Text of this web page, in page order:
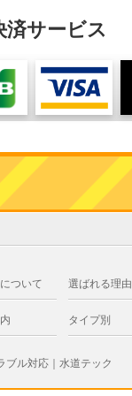
済サービス
ついて 選ばれる理由
タイプ別
ブル対応｜水道テック